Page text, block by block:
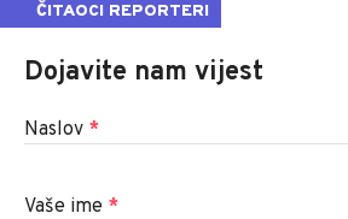
ČITAOCI REPORTERI
Dojavite nam vijest
Naslov *
Vaše ime *